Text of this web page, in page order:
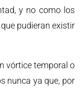
y no como los
pudieran existir
vórtice temporal o
nunca ya que, por